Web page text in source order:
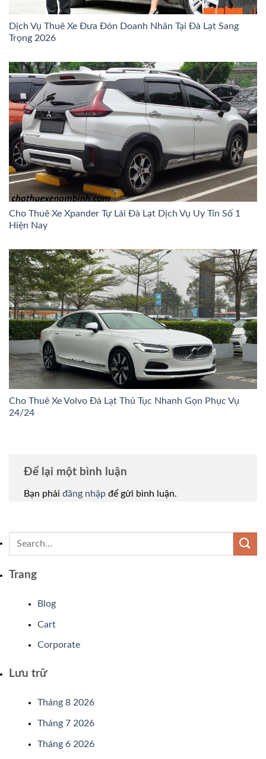
Dịch Vụ Thuê Xe Đưa Đón Doanh Nhân Tại Đà Lạt Sang
Trọng 2026
Cho Thuê Xe Xpander Tự Lái Đà Lạt Dịch Vụ Uy Tín Số 1
Hiện Nay
Cho Thuê Xe Volvo Đà Lạt Thủ Tục Nhanh Gọn Phục Vụ
24/24
Để lại một bình luận
Bạn phải đăng nhập để gửi bình luận.
Trang
Blog
Cart
Corporate
Lưu trữ
Tháng 8 2026
Tháng 7 2026
Tháng 6 2026